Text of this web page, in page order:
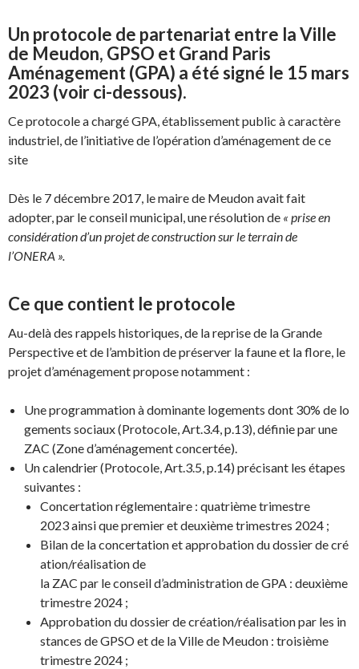
Un protocole de partenariat entre la Ville
de Meudon, GPSO et Grand Paris
Aménagement (GPA) a été signé le 15 mars
2023 (voir ci-dessous).
Ce protocole a chargé GPA, établissement public à caractère
industriel, de l’initiative de l’opération d’aménagement de ce
site
Dès le 7 décembre 2017, le maire de Meudon avait fait
adopter, par le conseil municipal, une résolution de « prise en
considération d’un projet de construction sur le terrain de
l’ONERA ».
Ce que contient le protocole
Au-delà des rappels historiques, de la reprise de la Grande
Perspective et de l’ambition de préserver la faune et la flore, le
projet d’aménagement propose notamment :
Une programmation à dominante logements dont 30% de lo
gements sociaux (Protocole, Art.3.4, p.13), définie par une
ZAC (Zone d’aménagement concertée).
Un calendrier (Protocole, Art.3.5, p.14) précisant les étapes
suivantes :
Concertation réglementaire : quatrième trimestre
2023 ainsi que premier et deuxième trimestres 2024 ;
Bilan de la concertation et approbation du dossier de cré
ation/réalisation de
la ZAC par le conseil d’administration de GPA : deuxième
trimestre 2024 ;
Approbation du dossier de création/réalisation par les in
stances de GPSO et de la Ville de Meudon : troisième
trimestre 2024 ;